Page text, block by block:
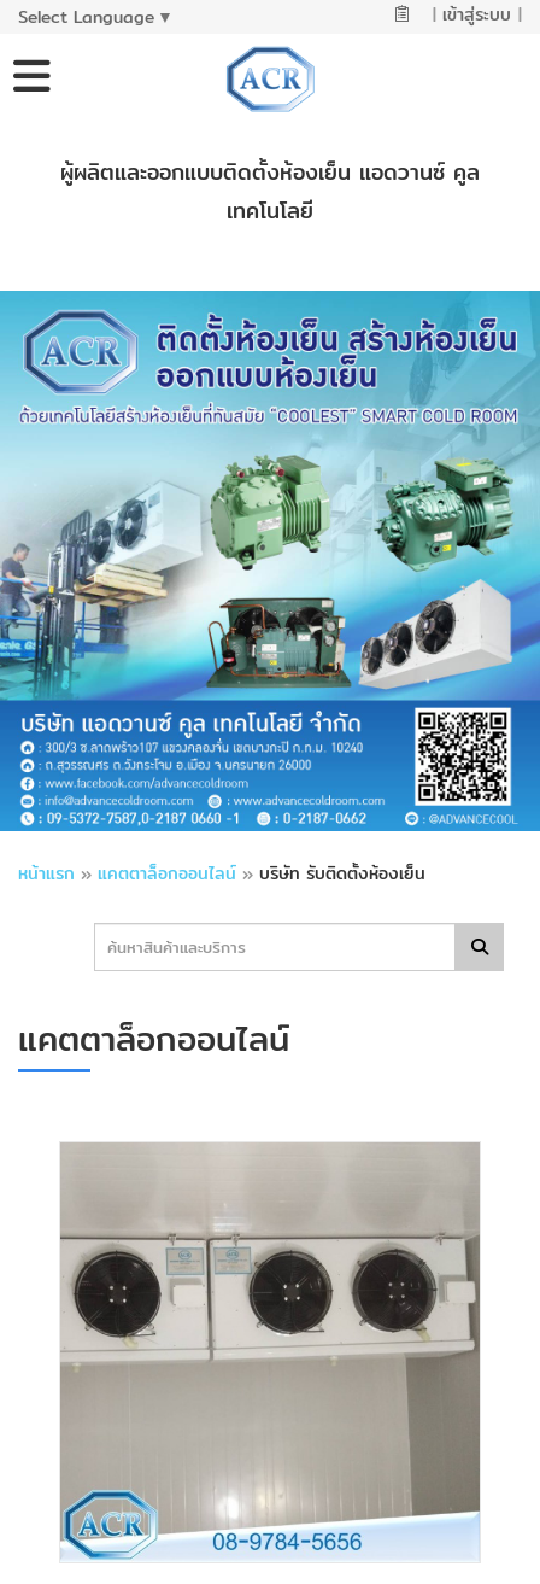
Select Language ▼ | เข้าสู่ระบบ |
ผู้ผลิตและออกแบบติดตั้งห้องเย็น แอดวานซ์ คูล
เทคโนโลยี
หน้าแรก » แคตตาล็อกออนไลน์ » บริษัท รับติดตั้งห้องเย็น
แคตตาล็อกออนไลน์